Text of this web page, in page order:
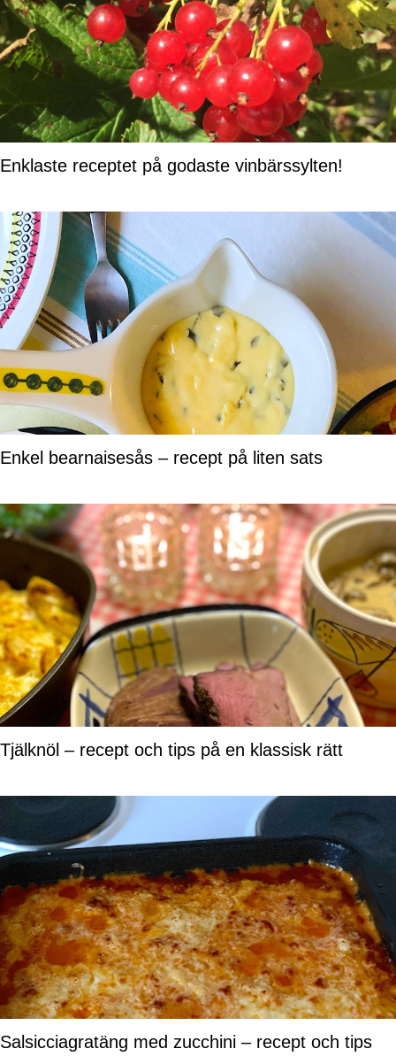
Enklaste receptet på godaste vinbärssylten!
Enkel bearnaisesås – recept på liten sats
Tjälknöl – recept och tips på en klassisk rätt
Salsicciagratäng med zucchini – recept och tips